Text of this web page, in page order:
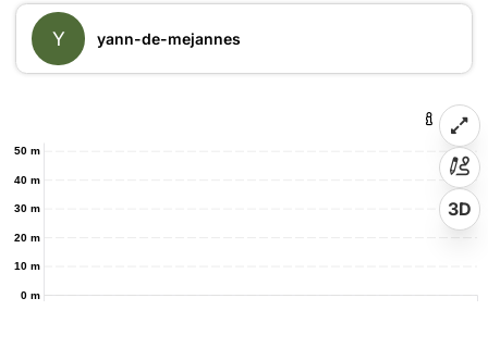
Y yann-de-mejannes
0 m
10 m
20 m
30 m
40 m
50 m
3D